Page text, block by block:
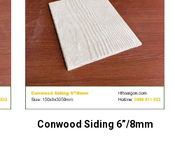
Conwood Siding 6”/8mm